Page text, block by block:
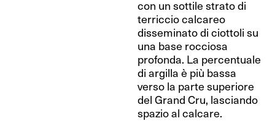
con un sottile strato di
terriccio calcareo
disseminato di ciottoli su
una base rocciosa
profonda. La percentuale
di argilla è più bassa
verso la parte superiore
del Grand Cru, lasciando
spazio al calcare.